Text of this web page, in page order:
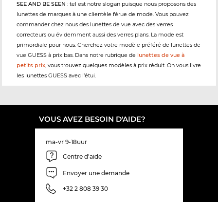
SEE AND BE SEEN : tel est notre slogan puisque nous proposons des
lunettes de marques à une clientèle férue de mode. Vous pouvez
commander chez nous des lunettes de vue avec des verres
correcteurs ou évidemment aussi des verres plans. La mode est
primordiale pour nous. Cherchez votre modèle préféré de lunettes de
vue GUESS à prix bas. Dans notre rubrique de lunettes de vue à
petits prix, vous trouvez quelques modèles à prix réduit. On vous livre
les lunettes GUESS avec l’étui.
VOUS AVEZ BESOIN D'AIDE?
ma-vr 9-18uur
Centre d'aide
Envoyer une demande
+32 2 808 39 30